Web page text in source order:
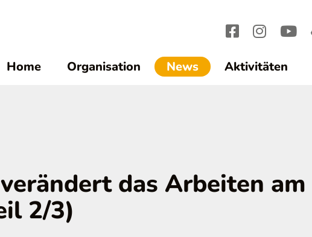
Home Organisation News(current)1
Aktivitäten
das Arbeiten am
2/3)